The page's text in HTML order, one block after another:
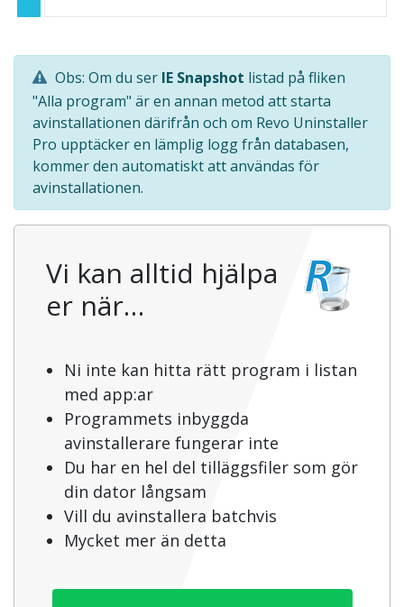
Obs: Om du ser IE Snapshot listad på fliken
"Alla program" är en annan metod att starta
avinstallationen därifrån och om Revo Uninstaller
Pro upptäcker en lämplig logg från databasen,
kommer den automatiskt att användas för
avinstallationen.
Vi kan alltid hjälpa
er när…
Ni inte kan hitta rätt program i listan
med app:ar
Programmets inbyggda
avinstallerare fungerar inte
Du har en hel del tilläggsfiler som gör
din dator långsam
Vill du avinstallera batchvis
Mycket mer än detta